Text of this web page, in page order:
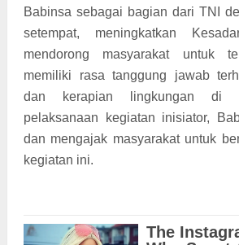
Babinsa sebagai bagian dari TNI
setempat, meningkatkan
mendorong masyarakat untuk
memiliki rasa tanggung jawab
dan kerapian lingkungan di
pelaksanaan kegiatan inisiator,
dan mengajak masyarakat untuk
kegiatan ini.